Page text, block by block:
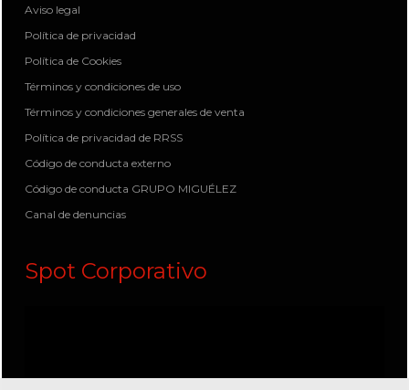
Aviso legal
Política de privacidad
Política de Cookies
Términos y condiciones de uso
Términos y condiciones generales de venta
Política de privacidad de RRSS
Código de conducta externo
Código de conducta GRUPO MIGUÉLEZ
Canal de denuncias
Spot Corporativo